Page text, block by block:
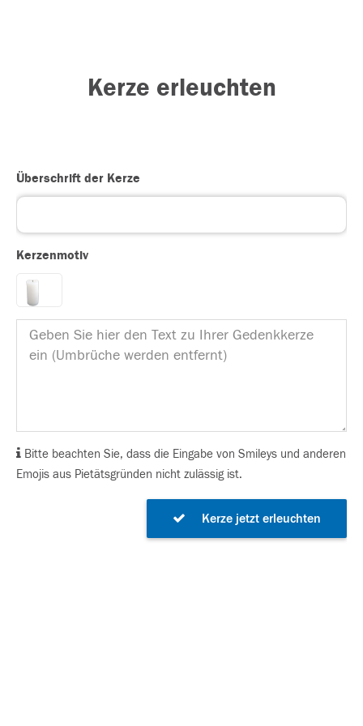
Kerze erleuchten
Überschrift der Kerze
Kerzenmotiv
Bitte beachten Sie, dass die Eingabe von Smileys und anderen
Emojis aus Pietätsgründen nicht zulässig ist.
Kerze jetzt erleuchten